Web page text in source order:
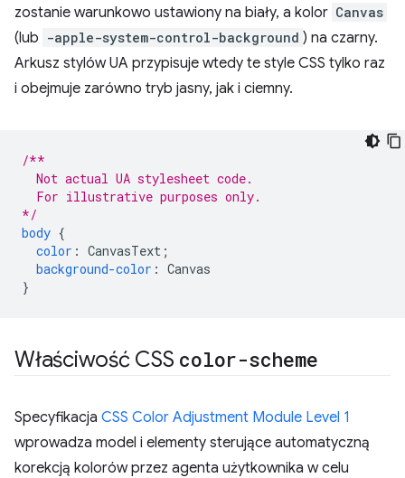
zostanie warunkowo ustawiony na biały, a kolor Canvas
(lub -apple-system-control-background ) na czarny.
Arkusz stylów UA przypisuje wtedy te style CSS tylko raz
i obejmuje zarówno tryb jasny, jak i ciemny.
/**
  Not actual UA stylesheet code.
  For illustrative purposes only.
*/
body {
color : CanvasText ;
background-color : Canvas
}
Właściwość CSS color-scheme
Specyfikacja CSS Color Adjustment Module Level 1
wprowadza model i elementy sterujące automatyczną
korekcją kolorów przez agenta użytkownika w celu